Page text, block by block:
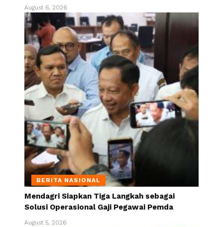
August 6, 2026
BERITA NASIONAL
Mendagri Siapkan Tiga Langkah sebagai
Solusi Operasional Gaji Pegawai Pemda
August 5, 2026